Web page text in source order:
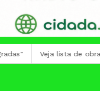
Veja lista de obras que